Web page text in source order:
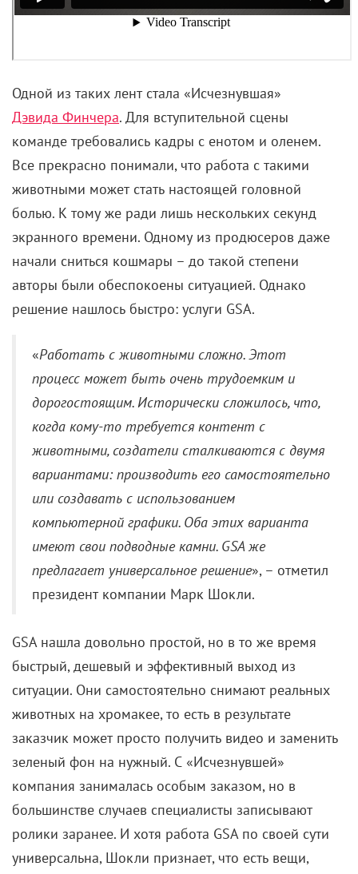
Одной из таких лент стала «Исчезнувшая»
Дэвида Финчера. Для вступительной сцены
команде требовались кадры с енотом и оленем.
Все прекрасно понимали, что работа с такими
животными может стать настоящей головной
болью. К тому же ради лишь нескольких секунд
экранного времени. Одному из продюсеров даже
начали сниться кошмары – до такой степени
авторы были обеспокоены ситуацией. Однако
решение нашлось быстро: услуги GSA.
«Работать с животными сложно. Этот
процесс может быть очень трудоемким и
дорогостоящим. Исторически сложилось, что,
когда кому-то требуется контент с
животными, создатели сталкиваются с двумя
вариантами: производить его самостоятельно
или создавать с использованием
компьютерной графики. Оба этих варианта
имеют свои подводные камни. GSA же
предлагает универсальное решение», – отметил
президент компании Марк Шокли.
GSA нашла довольно простой, но в то же время
быстрый, дешевый и эффективный выход из
ситуации. Они самостоятельно снимают реальных
животных на хромакее, то есть в результате
заказчик может просто получить видео и заменить
зеленый фон на нужный. С «Исчезнувшей»
компания занималась особым заказом, но в
большинстве случаев специалисты записывают
ролики заранее. И хотя работа GSA по своей сути
универсальна, Шокли признает, что есть вещи,